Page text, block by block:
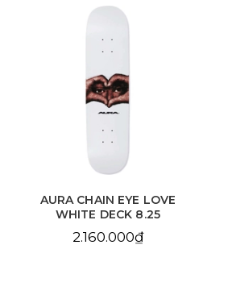
AURA CHAIN EYE LOVE
WHITE DECK 8.25
2.160.000₫